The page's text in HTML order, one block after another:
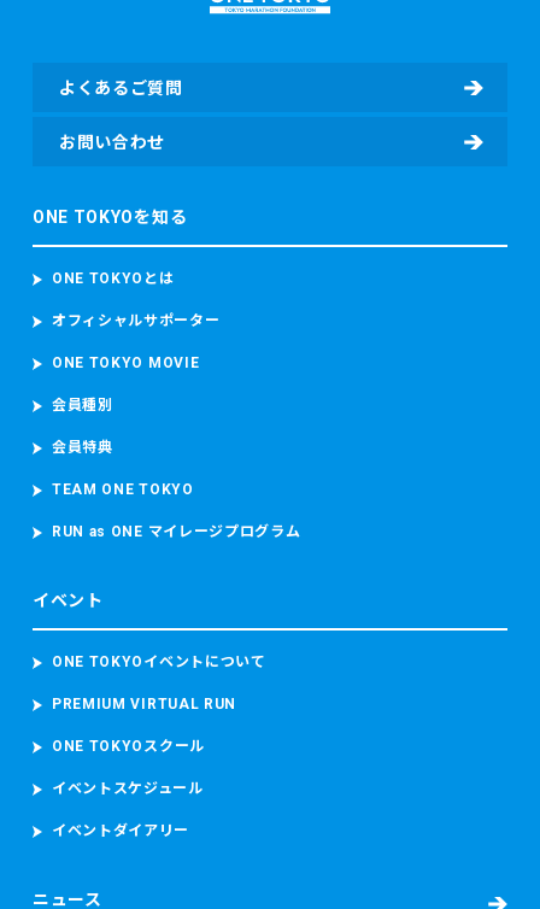
よくあるご質問
お問い合わせ
ONE TOKYOを知る
ONE TOKYOとは
オフィシャルサポーター
ONE TOKYO MOVIE
会員種別
会員特典
TEAM ONE TOKYO
RUN as ONE マイレージプログラム
イベント
ONE TOKYOイベントについて
PREMIUM VIRTUAL RUN
ONE TOKYOスクール
イベントスケジュール
イベントダイアリー
ニュース